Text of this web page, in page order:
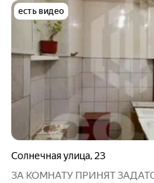
есть видео
Солнечная улица, 23
ЗА КОМНАТУ ПРИНЯТ